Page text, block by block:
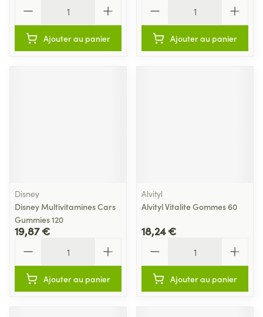
Ajouter au panier Ajouter au panier
Disney
Disney Multivitamines Cars
Gummies 120
19,87 €
Ajouter au panier
Alvityl
Alvityl Vitalite Gommes 60
18,24 €
Ajouter au panier